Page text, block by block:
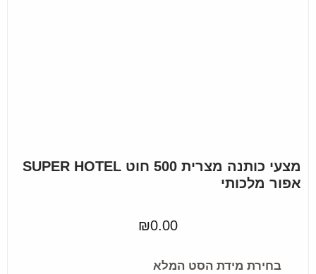
מצעי כותנה מצרית 500 חוט SUPER HOTEL
אפור מלכותי
₪0.00
בחירת מידת הסט המלא